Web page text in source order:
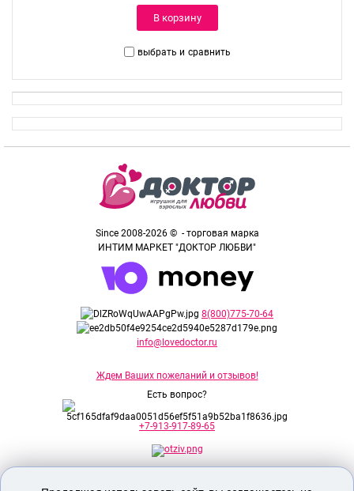
В корзину
выбрать и сравнить
Since 2008-2026 © - торговая марка
ИНТИМ МАРКЕТ "ДОКТОР ЛЮБВИ"
8(800)775-70-64
info@lovedoctor.ru
Ждем Ваших пожеланий и отзывов!
Есть вопрос?
+7-913-917-89-65